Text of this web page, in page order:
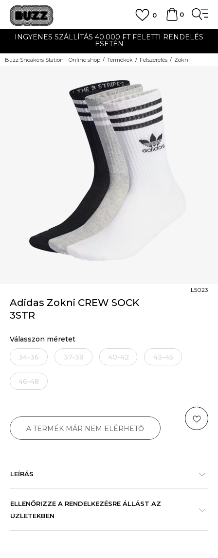
0
0
INGYENES SZÁLLÍTÁS 40.000 FT FELETTI RENDELÉS
ESETÉN
Buzz Sneakers Station - Online shop Termékek Felszerelés Zokni
Adidas Zokni CREW SOCK
3STR
IL5023
Válasszon méretet
34-36 37-39 40-42 43-45
46-48
A TERMÉK MÁR NEM ELÉRHETŐ
LEÍRÁS
ELLENŐRIZZE A RENDELKEZÉSRE ÁLLÁST AZ
ÜZLETEKBEN